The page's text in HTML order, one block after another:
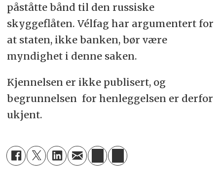
påståtte bånd til den russiske
skyggeflåten. Vélfag har argumentert for
at staten, ikke banken, bør være
myndighet i denne saken.
Kjennelsen er ikke publisert, og
begrunnelsen for henleggelsen er derfor
ukjent.